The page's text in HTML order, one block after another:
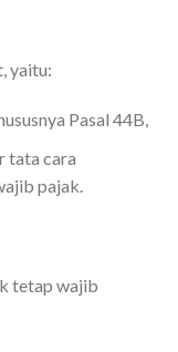
yaitu:
Pasal 44B,
tata cara
pajak.
tetap wajib